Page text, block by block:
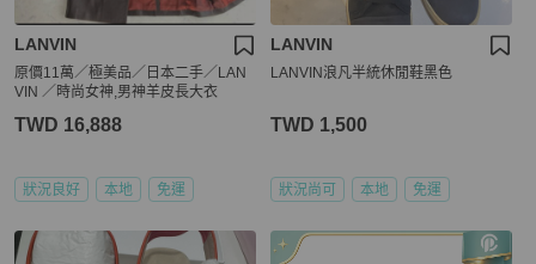
LANVIN
原價11萬／極美品／日本二手／LAN
VIN ／時尚女神,男神羊皮長大衣
TWD 16,888
狀況良好 本地 免運
LANVIN
LANVIN浪凡半統休閒鞋黑色
TWD 1,500
狀況尚可 本地 免運